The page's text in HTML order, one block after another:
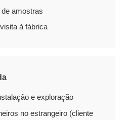
amostras
à fábrica
e exploração
no estrangeiro (cliente